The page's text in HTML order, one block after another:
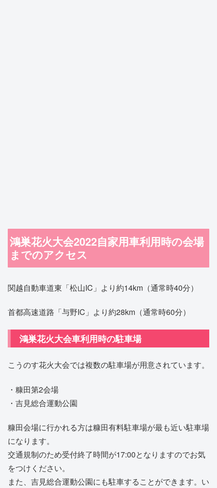
鴻巣花火大会2022自家用車利用時の会場
までのアクセス
関越自動車道東「松山IC」より約14km（通常時40分）
首都高速道路「与野IC」より約28km（通常時60分）
鴻巣花火大会車利用時の駐車場
こうのす花火大会では複数の駐車場が用意されています。
・糠田第2会場
・吉見総合運動公園
糠田会場に行かれる方は糠田有料駐車場が最も近い駐車場
になります。
交通規制のため受付終了時間が17:00となりますのでお気
をつけください。
また、吉見総合運動公園にも駐車することができます。い